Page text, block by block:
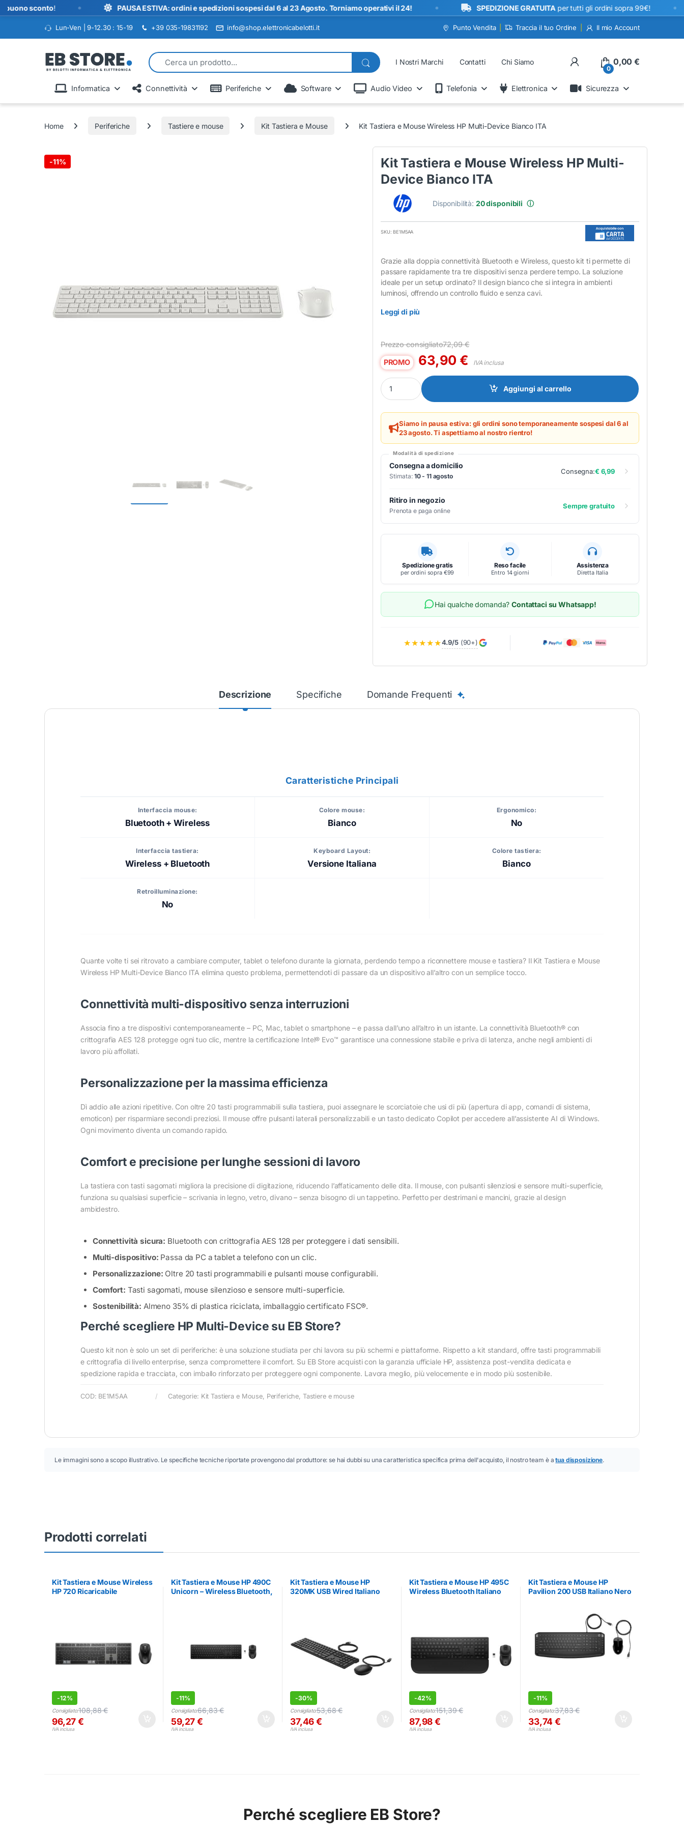
sconto! • PAUSA ESTIVA: ordini e spedizioni sospesi dal 6 al 23 Agosto. Torniamo operativi il 24! • SPEDIZIONE GRATUITAper tutti gli ordini sopra 99€! •
Lun-Ven | 9-12.30 : 15-19 +39 035-19831192 info@shop.elettronicabelotti.it Punto Vendita Traccia il tuo Ordine Il mio Account
Search for:
I Nostri Marchi Contatti Chi Siamo My Account
0
0,00€
Informatica Connettività Periferiche Software Audio Video Telefonia Elettronica Sicurezza
Home Periferiche Tastiere e mouse Kit Tastiera e Mouse Kit Tastiera e Mouse Wireless HP Multi-Device Bianco ITA
-11%
Kit Tastiera e Mouse Wireless HP Multi-
Device Bianco ITA
Disponibilità: 20 disponibili ⓘ
SKU: BE1M5AA
Grazie alla doppia connettività Bluetooth e Wireless, questo kit ti permette di
passare rapidamente tra tre dispositivi senza perdere tempo. La soluzione
ideale per un setup ordinato? Il design bianco che si integra in ambienti
luminosi, offrendo un controllo fluido e senza cavi.
Leggi di più
Prezzo consigliato72,09€
PROMO 63,90€ IVA inclusa
Kit Tastiera e Mouse Wireless HP Multi-Device Bianco ITA quantity
Aggiungi al carrello
Siamo in pausa estiva: gli ordini sono temporaneamente sospesi dal 6 al
23 agosto. Ti aspettiamo al nostro rientro!
Modalità di spedizione
Consegna a domicilio
Stimata: 10 - 11 agosto
Consegna:€ 6,99
Ritiro in negozio
Prenota e paga online
Sempre gratuito
Spedizione gratis
per ordini sopra €99
Reso facile
Entro 14 giorni
Assistenza
Diretta Italia
Hai qualche domanda?Contattaci su Whatsapp!
★★★★★4.9/5(90+)
Descrizione Specifiche Domande Frequenti
Caratteristiche Principali
Interfaccia mouse:
Bluetooth + Wireless
Colore mouse:
Bianco
Ergonomico:
No
Interfaccia tastiera:
Wireless + Bluetooth
Keyboard Layout:
Versione Italiana
Colore tastiera:
Bianco
Retroilluminazione:
No
Quante volte ti sei ritrovato a cambiare computer, tablet o telefono durante la giornata, perdendo tempo a riconnettere mouse e tastiera? Il Kit Tastiera e Mouse
Wireless HP Multi-Device Bianco ITA elimina questo problema, permettendoti di passare da un dispositivo all’altro con un semplice tocco.
Connettività multi-dispositivo senza interruzioni
Associa fino a tre dispositivi contemporaneamente – PC, Mac, tablet o smartphone – e passa dall’uno all’altro in un istante. La connettività Bluetooth® con
crittografia AES 128 protegge ogni tuo clic, mentre la certificazione Intel® Evo™ garantisce una connessione stabile e priva di latenza, anche negli ambienti di
lavoro più affollati.
Personalizzazione per la massima efficienza
Dì addio alle azioni ripetitive. Con oltre 20 tasti programmabili sulla tastiera, puoi assegnare le scorciatoie che usi di più (apertura di app, comandi di sistema,
emoticon) per risparmiare secondi preziosi. Il mouse offre pulsanti laterali personalizzabili e un tasto dedicato Copilot per accedere all’assistente AI di Windows.
Ogni movimento diventa un comando rapido.
Comfort e precisione per lunghe sessioni di lavoro
La tastiera con tasti sagomati migliora la precisione di digitazione, riducendo l’affaticamento delle dita. Il mouse, con pulsanti silenziosi e sensore multi-superficie,
funziona su qualsiasi superficie – scrivania in legno, vetro, divano – senza bisogno di un tappetino. Perfetto per destrimani e mancini, grazie al design
ambidestro.
Connettività sicura: Bluetooth con crittografia AES 128 per proteggere i dati sensibili.
Multi-dispositivo: Passa da PC a tablet a telefono con un clic.
Personalizzazione: Oltre 20 tasti programmabili e pulsanti mouse configurabili.
Comfort: Tasti sagomati, mouse silenzioso e sensore multi-superficie.
Sostenibilità: Almeno 35% di plastica riciclata, imballaggio certificato FSC®.
Perché scegliere HP Multi-Device su EB Store?
Questo kit non è solo un set di periferiche: è una soluzione studiata per chi lavora su più schermi e piattaforme. Rispetto a kit standard, offre tasti programmabili
e crittografia di livello enterprise, senza compromettere il comfort. Su EB Store acquisti con la garanzia ufficiale HP, assistenza post-vendita dedicata e
spedizione rapida e tracciata, con imballo rinforzato per proteggere ogni componente. Lavora meglio, più velocemente e in modo più sostenibile.
COD: BE1M5AA Categorie: Kit Tastiera e Mouse, Periferiche Tastiere e mouse
Le immagini sono a scopo illustrativo. Le specifiche tecniche riportate provengono dal produttore: se hai dubbi su una caratteristica specifica prima dell'acquisto, il nostro team è atua disposizione.
Prodotti correlati
Kit Tastiera e Mouse Wireless
HP 720 Ricaricabile
-12%
Consigliato:108,88€
96,27€
IVA inclusa
Kit Tastiera e Mouse HP 490C
Unicorn – Wireless Bluetooth,
-11%
Consigliato:66,83€
59,27€
IVA inclusa
Kit Tastiera e Mouse HP
320MK USB Wired Italiano
-30%
Consigliato:53,68€
37,46€
IVA inclusa
Kit Tastiera e Mouse HP 495C
Wireless Bluetooth Italiano
-42%
Consigliato:151,39€
87,98€
IVA inclusa
Kit Tastiera e Mouse HP
Pavilion 200 USB Italiano Nero
-11%
Consigliato:37,83€
33,74€
IVA inclusa
Perché scegliere EB Store?